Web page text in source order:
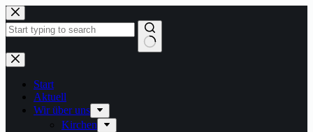
Zum
Inhalt
springen
Keine
Ergebnisse
Start
Aktuell
Wir über uns
Kirchen